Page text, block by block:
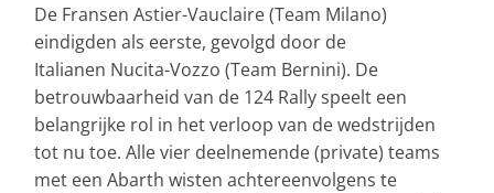
De Fransen Astier-Vauclaire (Team Milano)
eindigden als eerste, gevolgd door de
Italianen Nucita-Vozzo (Team Bernini). De
betrouwbaarheid van de 124 Rally speelt een
belangrijke rol in het verloop van de wedstrijden
tot nu toe. Alle vier deelnemende (private) teams
met een Abarth wisten achtereenvolgens te